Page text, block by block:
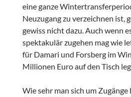
eine ganze
Neuzugang zu verzeichnen ist,
gewiss nicht dazu. Auch wenn
spektakulär zugehen mag wie
für Damari und Forsberg im
Millionen Euro auf den Tisch
Wie sehr man sich um